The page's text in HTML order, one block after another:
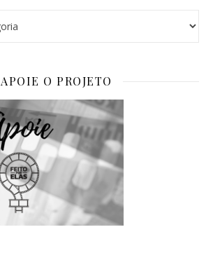
APOIE O PROJETO